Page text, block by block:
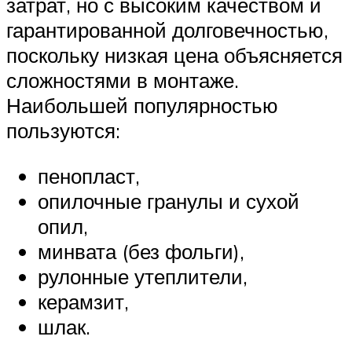
гарантированной долговечностью,
поскольку низкая цена объясняется
сложностями в монтаже.
Наибольшей популярностью
пользуются:
пенопласт,
опилочные гранулы и сухой
опил,
минвата (без фольги),
рулонные утеплители,
керамзит,
шлак.